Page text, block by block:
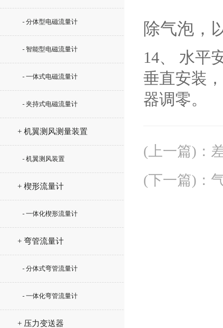
- 分体型电磁流量计
- 智能型电磁流量计
- 一体式电磁流量计
- 夹持式电磁流量计
+ 机翼测风测量装置
- 机翼测风装置
+ 楔形流量计
- 一体化楔形流量计
+ 弯管流量计
- 分体式弯管流量计
- 一体化弯管流量计
+ 压力变送器
除气泡，
14、 水平
垂直安装
器调零。
(上一篇) ：
(下一篇) ：